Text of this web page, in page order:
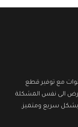
مع توفير قطع
الى نفس المشكلة
بشكل سريع ومتميز.